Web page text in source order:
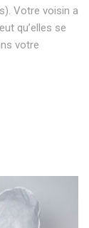
Votre voisin a
qu’elles se
votre